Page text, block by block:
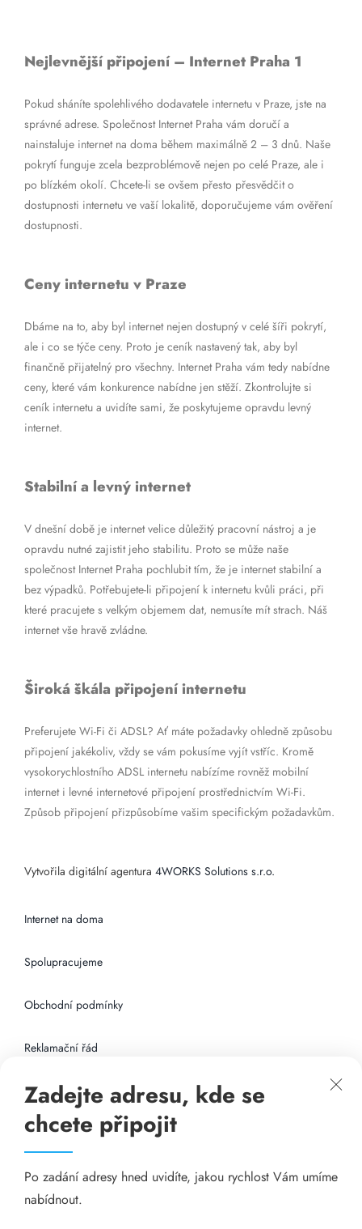
Nejlevnější připojení – Internet Praha 1
Pokud sháníte spolehlivého dodavatele internetu v Praze, jste na
správné adrese. Společnost Internet Praha vám doručí a
nainstaluje internet na doma během maximálně 2 – 3 dnů. Naše
pokrytí funguje zcela bezproblémově nejen po celé Praze, ale i
po blízkém okolí. Chcete-li se ovšem přesto přesvědčit o
dostupnosti internetu ve vaší lokalitě, doporučujeme vám ověření
dostupnosti.
Ceny internetu v Praze
Dbáme na to, aby byl internet nejen dostupný v celé šíři pokrytí,
ale i co se týče ceny. Proto je ceník nastavený tak, aby byl
finančně přijatelný pro všechny. Internet Praha vám tedy nabídne
ceny, které vám konkurence nabídne jen stěží. Zkontrolujte si
ceník internetu a uvidíte sami, že poskytujeme opravdu levný
internet.
Stabilní a levný internet
V dnešní době je internet velice důležitý pracovní nástroj a je
opravdu nutné zajistit jeho stabilitu. Proto se může naše
společnost Internet Praha pochlubit tím, že je internet stabilní a
bez výpadků. Potřebujete-li připojení k internetu kvůli práci, při
které pracujete s velkým objemem dat, nemusíte mít strach. Náš
internet vše hravě zvládne.
Široká škála připojení internetu
Preferujete Wi-Fi či ADSL? Ať máte požadavky ohledně způsobu
připojení jakékoliv, vždy se vám pokusíme vyjít vstříc. Kromě
vysokorychlostního ADSL internetu nabízíme rovněž mobilní
internet i levné internetové připojení prostřednictvím Wi-Fi.
Způsob připojení přizpůsobíme vašim specifickým požadavkům.
Vytvořila digitální agentura 4WORKS Solutions s.r.o.
Internet na doma
Spolupracujeme
Obchodní podmínky
Reklamační řád
Připojení k internetu
Odkazy
Katalog A-seznam.cz
Zadejte adresu, kde se
chcete připojit
Po zadání adresy hned uvidíte, jakou rychlost Vám umíme
nabídnout.